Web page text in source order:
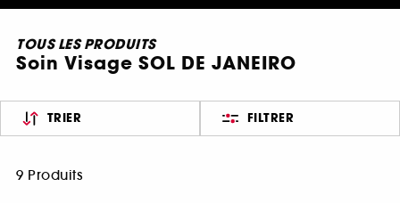
TOUS LES PRODUITS
Soin Visage SOL DE JANEIRO
TRIER FILTRER
9 Produits